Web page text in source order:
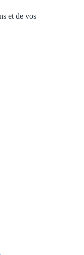
et de vos